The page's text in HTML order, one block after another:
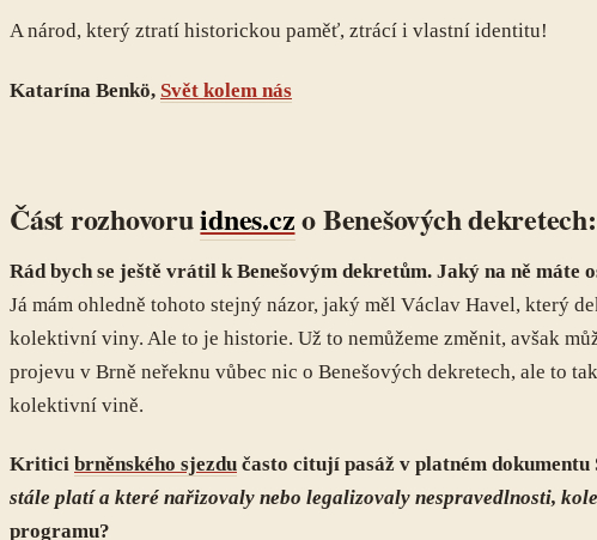
A národ, který ztratí historickou paměť, ztrácí i vlastní identitu!
Katarína Benkö, Svět kolem nás
Část rozhovoruidnes.czo Benešových dekretech:
Rád bych se ještě vrátil k Benešovým dekretům. Jaký na ně
Já mám ohledně tohoto stejný názor, jaký měl Václav Havel, který
kolektivní viny. Ale to je historie. Už to nemůžeme změnit, avšak
projevu v Brně neřeknu vůbec nic o Benešových dekretech, ale to
kolektivní vině.
Kritici brněnského sjezdu často citují pasáž v platném dokumentu
stále platí a které nařizovaly nebo legalizovaly nespravedlnosti,
programu?